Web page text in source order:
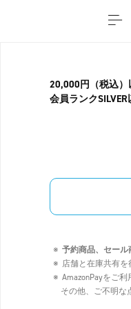
20,000円（税込）
会員ランク
予約商品、セール
店舗と在庫共有を
AmazonPayをご
その他、ご不明な